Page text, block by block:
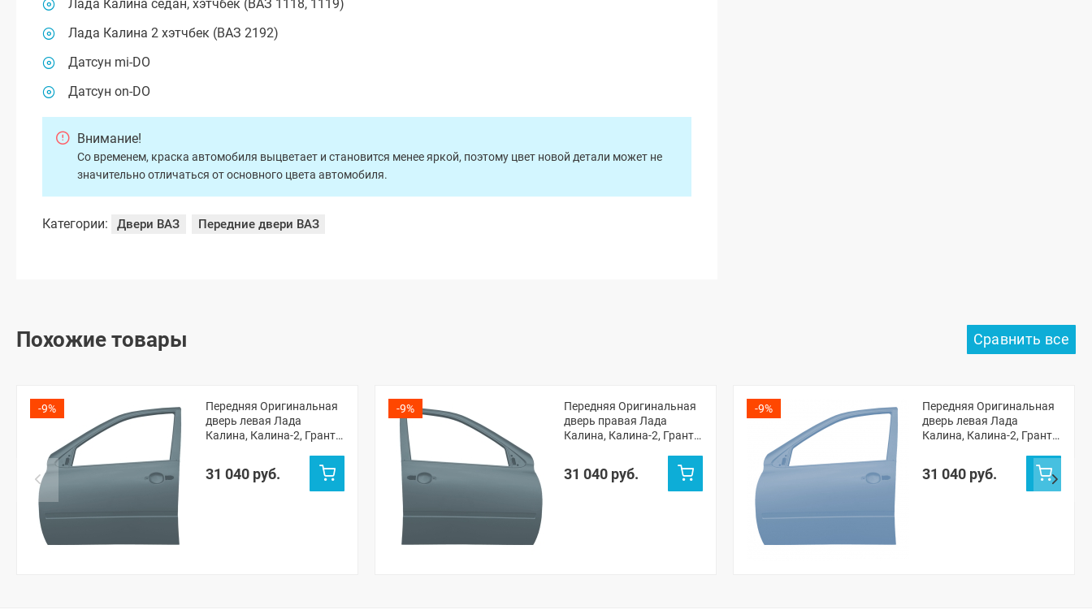
Лада Калина седан, хэтчбек (ВАЗ 1118, 1119)
Лада Калина 2 хэтчбек (ВАЗ 2192)
Датсун mi-DO
Датсун on-DO
Внимание!
Со временем, краска автомобиля выцветает и становится менее яркой, поэтому цвет новой детали может не
значительно отличаться от основного цвета автомобиля.
Категории: Двери ВАЗ Передние двери ВАЗ
Похожие товары
-9%
Передняя Оригинальная
дверь левая Лада
Калина, Калина-2, Гранта,
31 040 руб.
-9%
Передняя Оригинальная
дверь правая Лада
Калина, Калина-2, Гранта,
31 040 руб.
-9%
Передняя Оригинальная
дверь левая Лада
Калина, Калина-2, Гранта,
31 040 руб.